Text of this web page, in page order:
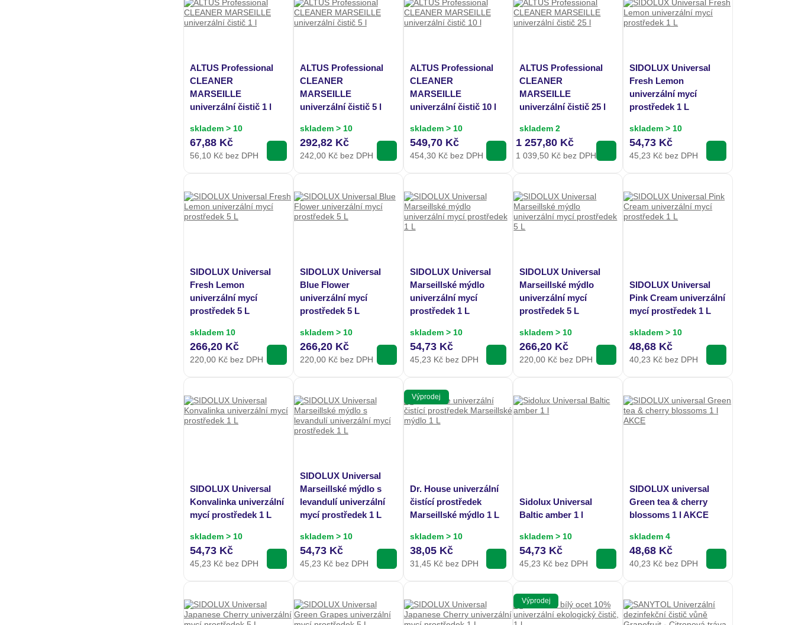
ALTUS Professional
CLEANER
MARSEILLE
univerzální čistič 1 l
skladem > 10
67,88 Kč
56,10 Kč bez DPH
ALTUS Professional
CLEANER
MARSEILLE
univerzální čistič 5 l
skladem > 10
292,82 Kč
242,00Kč bez DPH
ALTUS Professional
CLEANER
MARSEILLE
univerzální čistič 10 l
skladem > 10
549,70 Kč
454,30Kč bez DPH
ALTUS Professional
CLEANER
MARSEILLE
univerzální čistič 25 l
skladem 2
1 257,80 Kč
1 039,50 Kč bez DPH
SIDOLUX Universal
Fresh Lemon
univerzální mycí
prostředek 1 L
skladem > 10
54,73 Kč
45,23 Kč bez DPH
SIDOLUX Universal
Fresh Lemon
univerzální mycí
prostředek 5 L
skladem 10
266,20 Kč
220,00 Kč bez DPH
SIDOLUX Universal
Blue Flower
univerzální mycí
prostředek 5 L
skladem > 10
266,20 Kč
220,00Kč bez DPH
SIDOLUX Universal
Marseillské mýdlo
univerzální mycí
prostředek 1 L
skladem > 10
54,73 Kč
45,23 Kč bez DPH
SIDOLUX Universal
Marseillské mýdlo
univerzální mycí
prostředek 5 L
skladem > 10
266,20 Kč
220,00 Kč bez DPH
SIDOLUX Universal
Pink Cream univerzální
mycí prostředek 1 L
skladem > 10
48,68 Kč
40,23 Kč bez DPH
SIDOLUX Universal
Konvalinka univerzální
mycí prostředek 1 L
skladem > 10
54,73 Kč
45,23 Kč bez DPH
SIDOLUX Universal
Marseillské mýdlo s
levandulí univerzální
mycí prostředek 1 L
skladem > 10
54,73 Kč
45,23 Kč bez DPH
Výprodej
Dr. House univerzální
čistící prostředek
Marseillské mýdlo 1 L
skladem > 10
38,05 Kč
31,45 Kč bez DPH
Sidolux Universal
Baltic amber 1 l
skladem > 10
54,73 Kč
45,23 Kč bez DPH
SIDOLUX universal
Green tea & cherry
blossoms 1 l AKCE
skladem 4
48,68 Kč
40,23 Kč bez DPH
Výprodej